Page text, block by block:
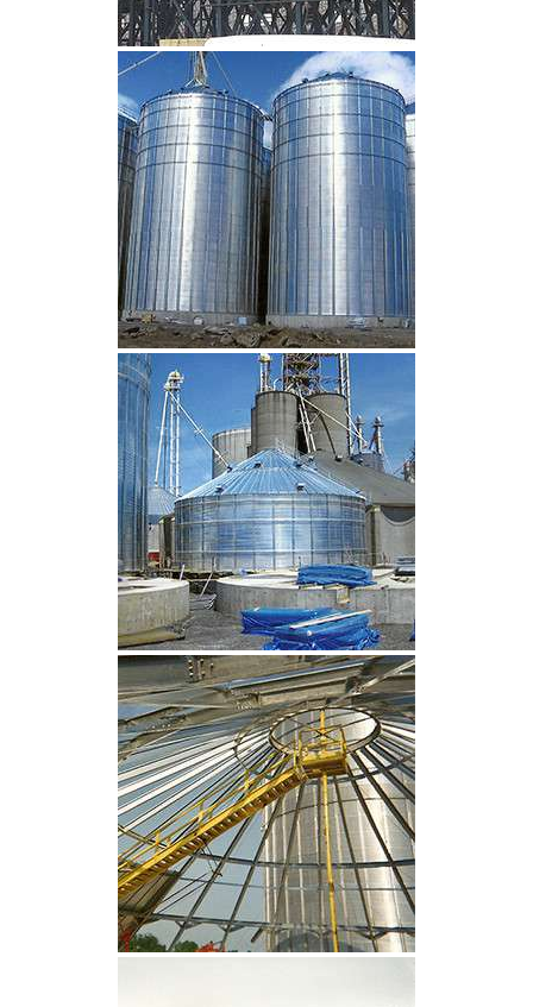
CLIQUEZ POUR AGRANDIR
CLIQUEZ POUR AGRANDIR
CLIQUEZ POUR AGRANDIR
CLIQUEZ POUR AGRANDIR